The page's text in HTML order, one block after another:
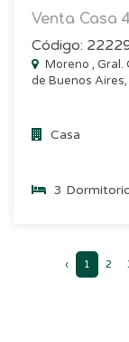
Venta Casa
Código:
Moreno , Gral.
de Buenos
Casa
3
‹ 1 2